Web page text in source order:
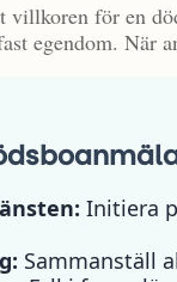
villkoren för en
egendom. När
Initiera
Sammanställ